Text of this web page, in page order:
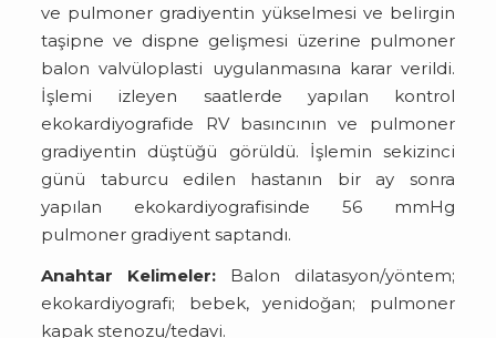
ve pulmoner gradiyentin yükselmesi ve belirgin
taşipne ve dispne gelişmesi üzerine pulmoner
balon valvüloplasti uygulanmasına karar verildi.
İşlemi izleyen saatlerde yapılan kontrol
ekokardiyografide RV basıncının ve pulmoner
gradiyentin düştüğü görüldü. İşlemin sekizinci
günü taburcu edilen hastanın bir ay sonra
yapılan ekokardiyografisinde 56 mmHg
pulmoner gradiyent saptandı.
Anahtar Kelimeler: Balon dilatasyon/yöntem;
ekokardiyografi; bebek, yenidoğan; pulmoner
kapak stenozu/tedavi.